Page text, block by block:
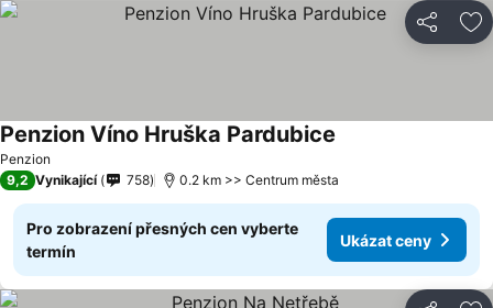
Sdílet
Penzion
Penzion Víno Hruška Pardubice
9,2 Vynikající 758 0.2 km >> Centrum města
Pro zobrazení přesných cen vyberte
termín
Ukázat ceny